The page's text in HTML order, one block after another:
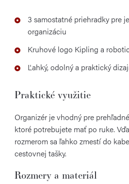
3 samostatné priehradky pre
organizáciu
Kruhové logo Kipling a
Ľahký, odolný a praktický
Praktické využitie
Organizér je vhodný pre
ktoré potrebujete mať po ruke.
rozmerom sa ľahko zmestí do
cestovnej tašky.
Rozmery a materiál